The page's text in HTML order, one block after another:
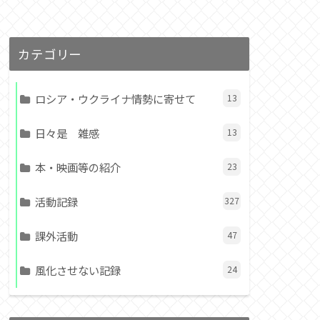
カテゴリー
ロシア・ウクライナ情勢に寄せて 13
日々是 雑感 13
本・映画等の紹介 23
活動記録 327
課外活動 47
風化させない記録 24